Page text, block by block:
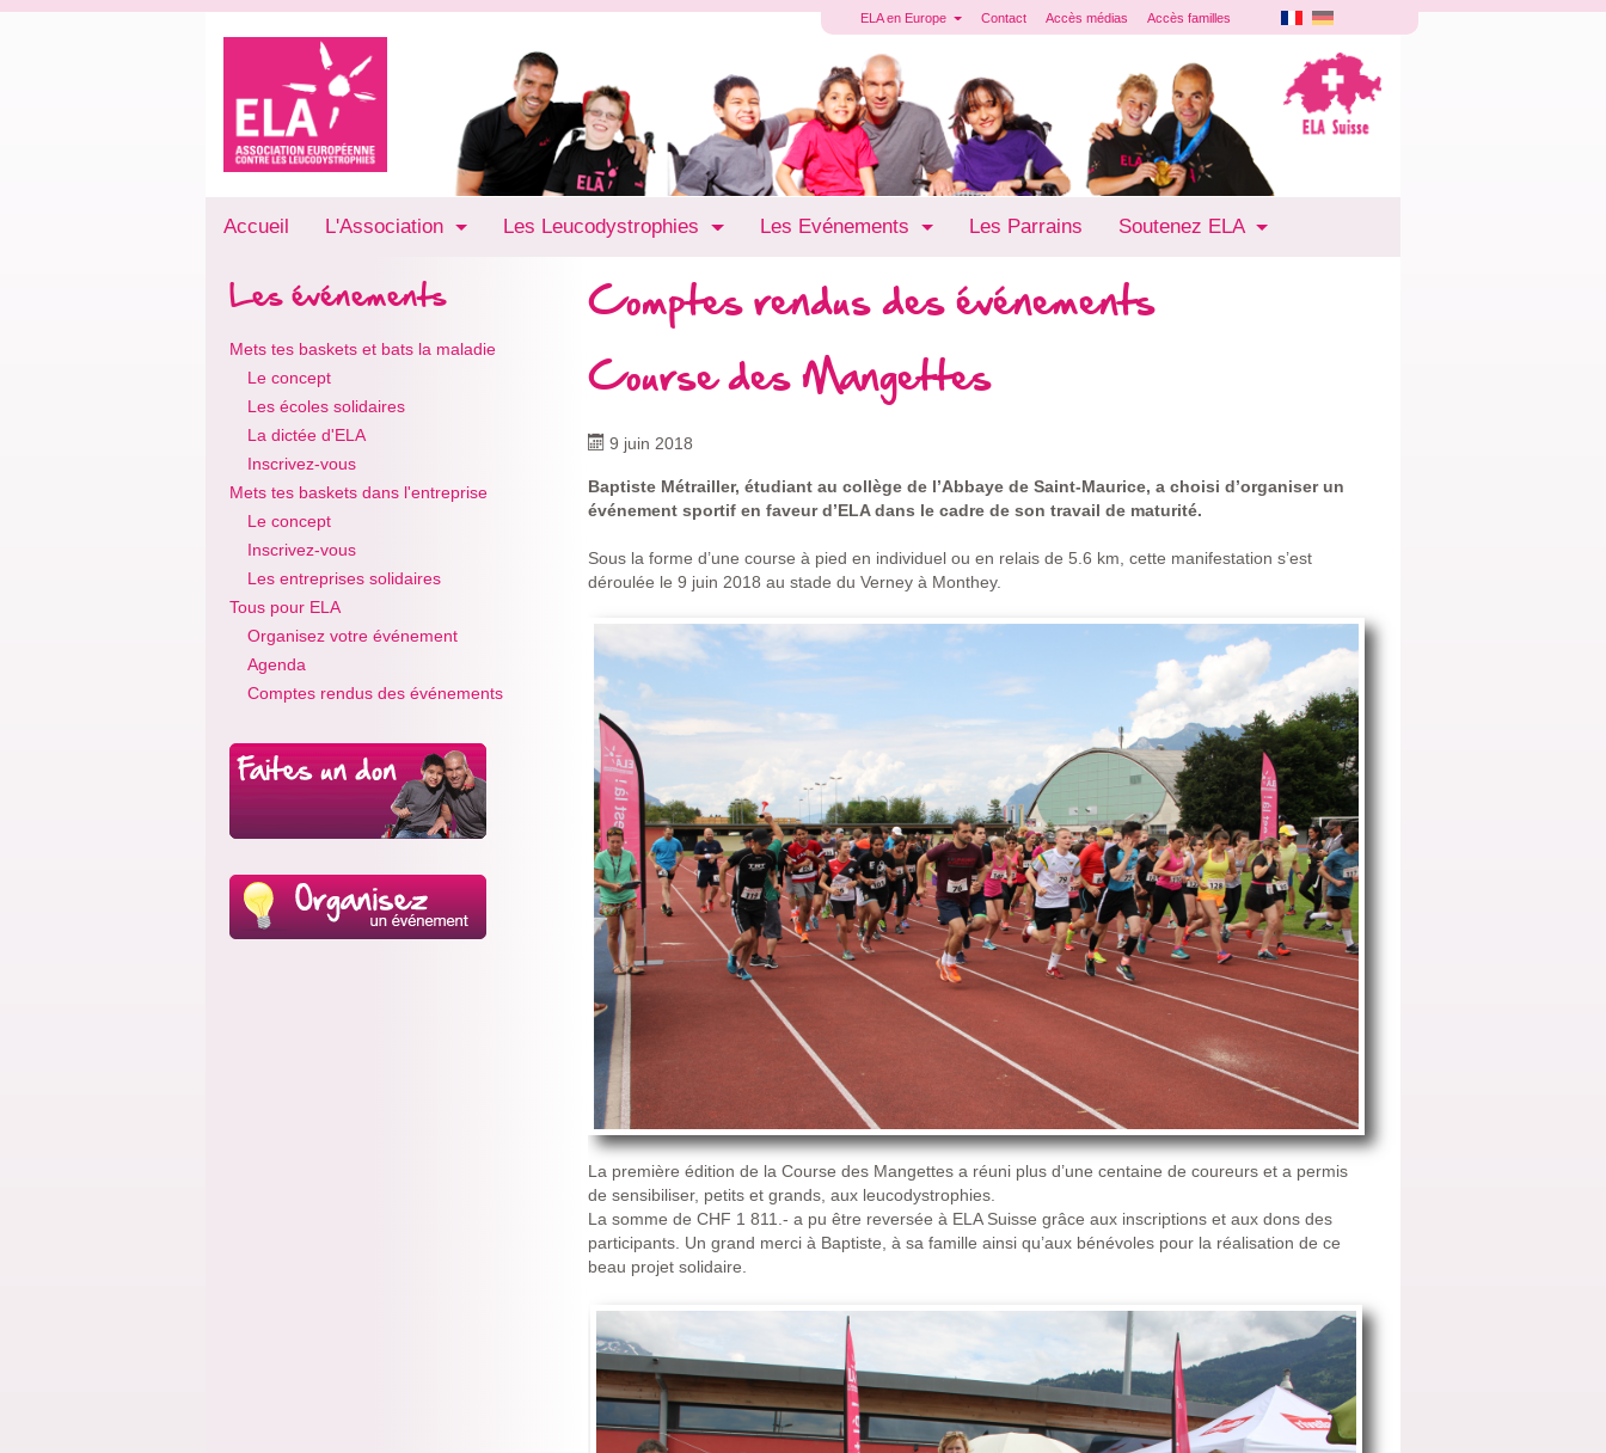
ELA en Europe Contact Accès médias Accès familles
Accueil L'Association Les Leucodystrophies Les Evénements Les Parrains Soutenez ELA
Les événements
Mets tes baskets et bats la maladie
Le concept
Les écoles solidaires
La dictée d'ELA
Inscrivez-vous
Mets tes baskets dans l'entreprise
Le concept
Inscrivez-vous
Les entreprises solidaires
Tous pour ELA
Organisez votre événement
Agenda
Comptes rendus des événements
Comptes rendus des événements
Course des Mangettes
9 juin 2018
Baptiste Métrailler, étudiant au collège de l’Abbaye de Saint-Maurice, a choisi d’organiser un
événement sportif en faveur d’ELA dans le cadre de son travail de maturité.
Sous la forme d’une course à pied en individuel ou en relais de 5.6 km, cette manifestation s’est
déroulée le 9 juin 2018 au stade du Verney à Monthey.
La première édition de la Course des Mangettes a réuni plus d’une centaine de coureurs et a permis
de sensibiliser, petits et grands, aux leucodystrophies.
La somme de CHF 1 811.- a pu être reversée à ELA Suisse grâce aux inscriptions et aux dons des
participants. Un grand merci à Baptiste, à sa famille ainsi qu’aux bénévoles pour la réalisation de ce
beau projet solidaire.